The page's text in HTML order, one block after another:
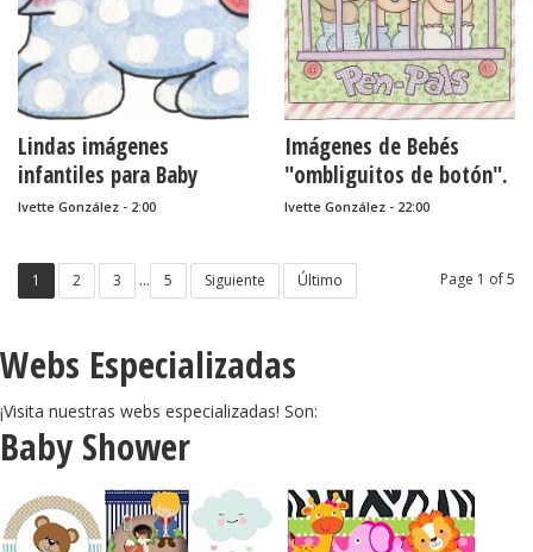
Lindas imágenes
infantiles para Baby
Shower.
Ivette González - 2:00
Imágenes de Bebés
"ombliguitos de botón".
Ivette González - 22:00
Page 1 of 5
1 2 3 ... 5 Siguiente Último
Webs Especializadas
¡Visita nuestras webs especializadas! Son:
Baby Shower